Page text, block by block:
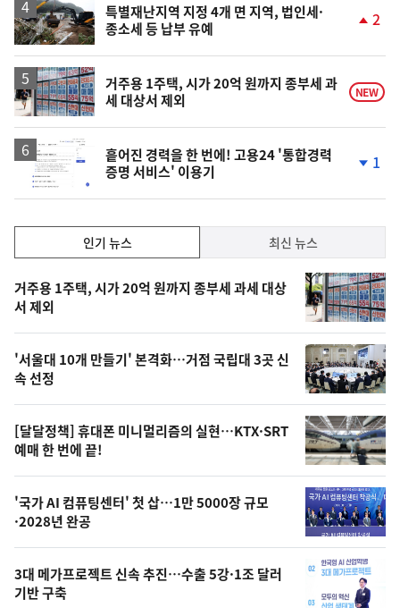
특별재난지역 지정 4개 면 지역, 법인세·
종소세 등 납부 유예
계
승
2
거주용 1주택, 시가 20억 원까지 종부세 과
세 대상서 제외
NEW
흩어진 경력을 한 번에! 고용24 '통합경력
증명 서비스' 이용기
계
락
1
기,
최
신,
오
늘
의
영
상
오
늘
의
사
인기 뉴스 최신 뉴스
기
뉴
스
거주용 1주택, 시가 20억 원까지 종부세 과세 대상
서 제외
'서울대 10개 만들기' 본격화…거점 국립대 3곳 신
속 선정
[달달정책] 휴대폰 미니멀리즘의 실현…KTX·SRT
예매 한 번에 끝!
'국가 AI 컴퓨팅센터' 첫 삽…1만 5000장 규모
·2028년 완공
3대 메가프로젝트 신속 추진…수출 5강·1조 달러
기반 구축